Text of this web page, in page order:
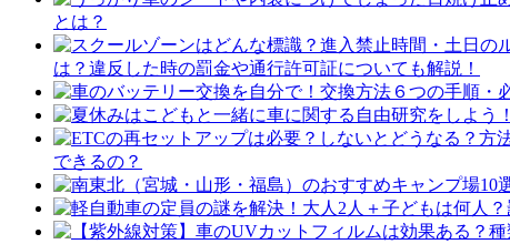
とは？
は？違反した時の罰金や通行許可証についても解説！
できるの？